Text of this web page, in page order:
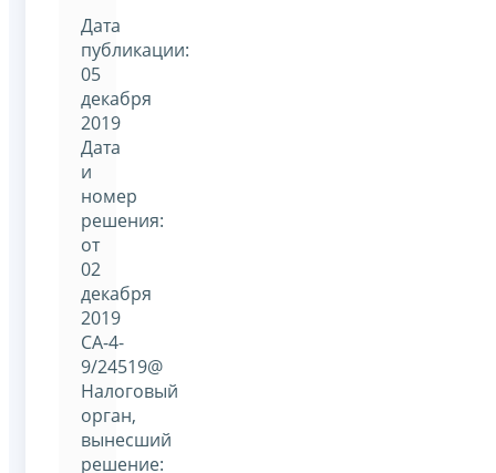
Дата
публикации:
05
декабря
2019
Дата
и
номер
решения:
от
02
декабря
2019
СА-4-
9/24519@
Налоговый
орган,
вынесший
решение: